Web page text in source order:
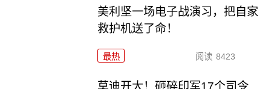
美利坚一场电子战演习，把自家
救护机送了命！
最热 阅读 8423
莫迪开大！砸碎印军17个司令